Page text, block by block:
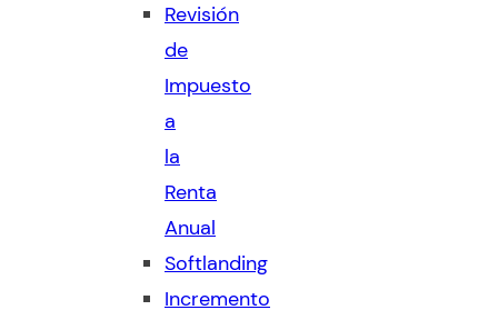
Revisión
de
Impuesto
a
la
Renta
Anual
Softlanding
Incremento